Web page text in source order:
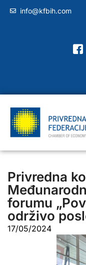
info@kfbih.com
Privredna
forumu
održivo
17/05/2024